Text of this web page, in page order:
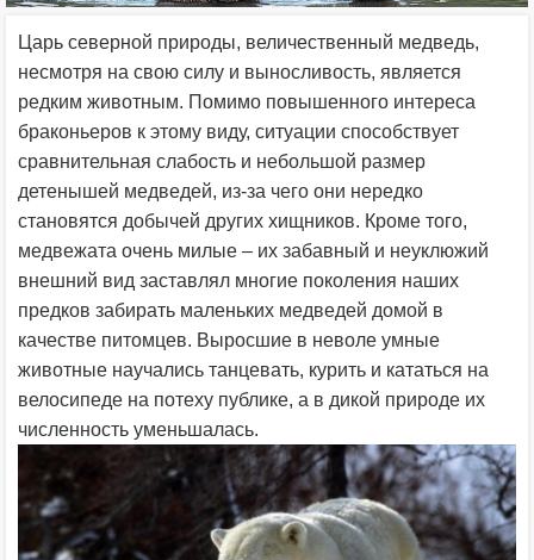
Царь северной природы, величественный медведь,
несмотря на свою силу и выносливость, является
редким животным. Помимо повышенного интереса
браконьеров к этому виду, ситуации способствует
сравнительная слабость и небольшой размер
детенышей медведей, из-за чего они нередко
становятся добычей других хищников. Кроме того,
медвежата очень милые – их забавный и неуклюжий
внешний вид заставлял многие поколения наших
предков забирать маленьких медведей домой в
качестве питомцев. Выросшие в неволе умные
животные научались танцевать, курить и кататься на
велосипеде на потеху публике, а в дикой природе их
численность уменьшалась.